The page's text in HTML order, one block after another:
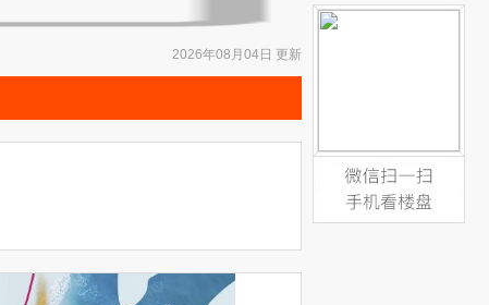
2026年08月04日 更新
微信扫一扫，手机看楼盘